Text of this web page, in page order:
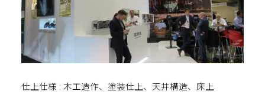
仕上仕様 : 木工造作、塗装仕上、天井構造、床上